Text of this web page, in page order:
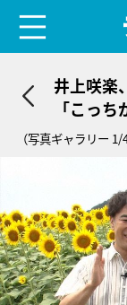
井上咲楽
「こっ
イズも
（写真ギャラリー 1/4